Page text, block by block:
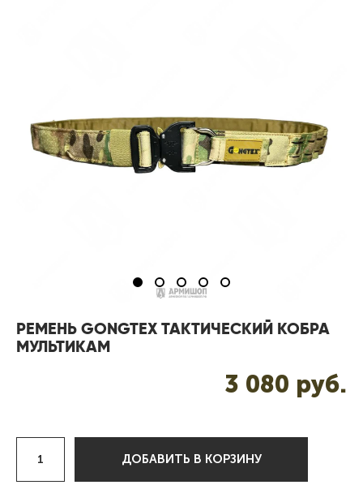
РЕМЕНЬ GONGTEX ТАКТИЧЕСКИЙ КОБРА
МУЛЬТИКАМ
3 080 pуб.
ДОБАВИТЬ В КОРЗИНУ